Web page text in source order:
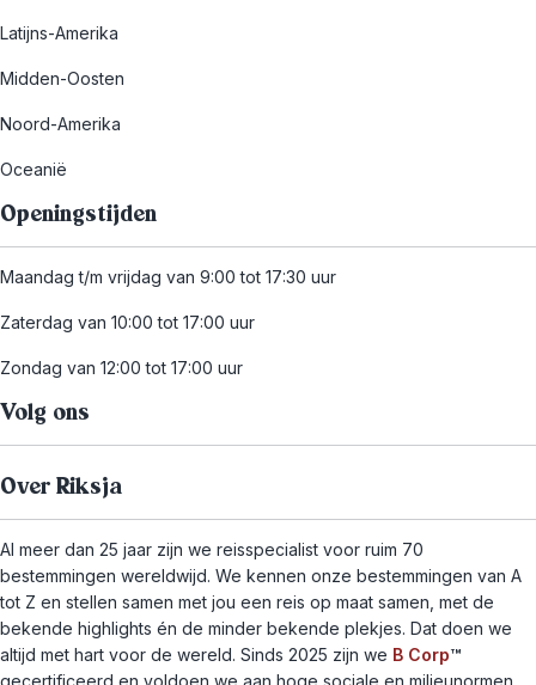
Latijns-Amerika
Midden-Oosten
Noord-Amerika
Oceanië
Openingstijden
Maandag t/m vrijdag van 9:00 tot 17:30 uur
Zaterdag van 10:00 tot 17:00 uur
Zondag van 12:00 tot 17:00 uur
Volg ons
Over Riksja
Al meer dan 25 jaar zijn we reisspecialist voor ruim 70
bestemmingen wereldwijd. We kennen onze bestemmingen van A
tot Z en stellen samen met jou een reis op maat samen, met de
bekende highlights én de minder bekende plekjes. Dat doen we
altijd met hart voor de wereld. Sinds 2025 zijn we B Corp™
gecertificeerd en voldoen we aan hoge sociale en milieunormen.